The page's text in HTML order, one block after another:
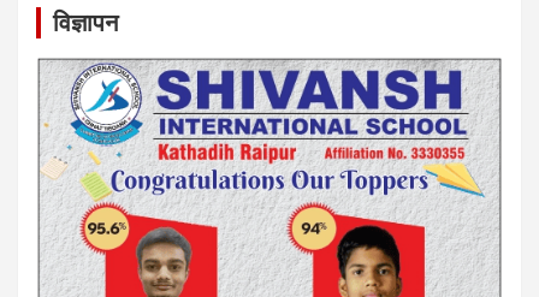
विज्ञापन